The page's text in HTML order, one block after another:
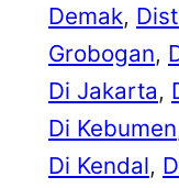
Demak,
Grobogan,
Di Jakarta,
Di Kebumen
Di Kendal,